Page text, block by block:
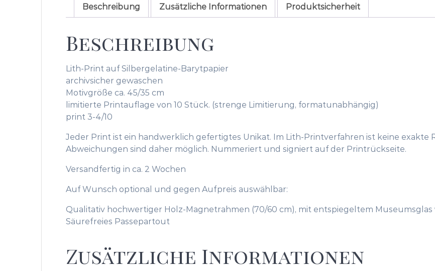
mine
-
Beschreibung Zusätzliche Informationen Produktsicherheit
Beschreibung
Lith-Print auf Silbergelatine-Barytpapier
archivsicher gewaschen
Motivgröße ca. 45/35 cm
limitierte Printauflage von 10 Stück. (strenge Limitierung, formatunabhängig)
print 3-4/10
Jeder Print ist ein handwerklich gefertigtes Unikat. Im Lith-Printverfahren ist keine exakte
Abweichungen sind daher möglich. Nummeriert und signiert auf der Printrückseite.
Versandfertig in ca. 2 Wochen
Auf Wunsch optional und gegen Aufpreis auswählbar:
Qualitativ hochwertiger Holz-Magnetrahmen (70/60 cm), mit entspiegeltem Museumsglas
Säurefreies Passepartout
Zusätzliche Informationen